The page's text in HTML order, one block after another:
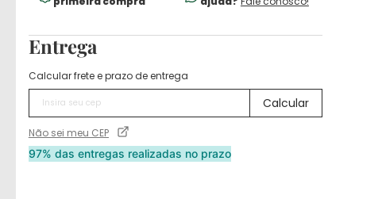
Entrega
Calcular frete e prazo de entrega
Não sei meu CEP
97% das entregas realizadas no prazo